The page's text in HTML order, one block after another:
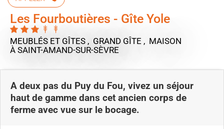
Les Fourboutières - Gîte Yole
MEUBLÉS ET GÎTES , GRAND GÎTE , MAISON
À SAINT-AMAND-SUR-SÈVRE
A deux pas du Puy du Fou, vivez un séjour
haut de gamme dans cet ancien corps de
ferme avec vue sur le bocage.